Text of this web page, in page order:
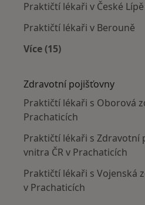
Praktičtí lékaři v České Lípě
Praktičtí lékaři v Berouně
Více (15)
Zdravotní pojišťovny
Praktičtí lékaři s Oborová
Prachaticích
Praktičtí lékaři s Zdravotní
vnitra ČR v Prachaticích
Praktičtí lékaři s Vojenská
v Prachaticích